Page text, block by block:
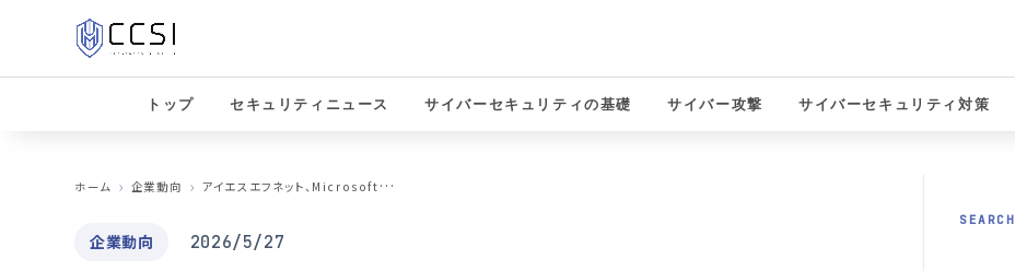
トップ セキュリティニュース サイバーセキュリティの基礎 サイバー攻撃 サイバーセキュリティ対策
ホーム
企業動向 ア
イエスエフネット、Microsoft脆弱性解説セミナーを6月13日に開催か？ セキュリティスペシャリストが現場の知見を披露
企業動向 2026/5/27
SEARCH